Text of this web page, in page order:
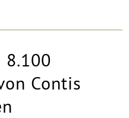
8.100
Contis